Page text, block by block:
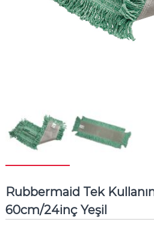
Rubbermaid Tek
60cm/24inç Yeşil